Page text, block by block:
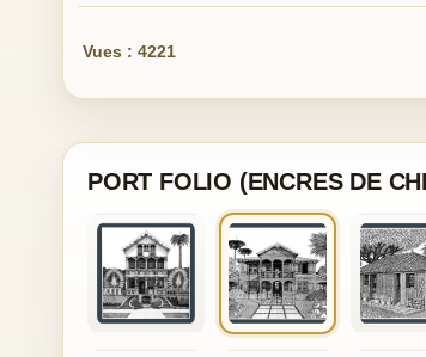
Vues : 4221
PORT FOLIO (ENCRES DE